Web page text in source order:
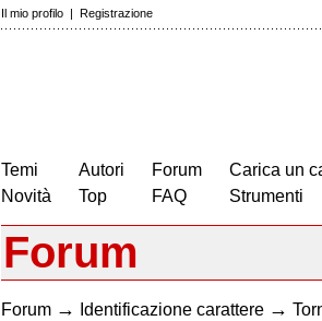
Il mio profilo | Registrazione
Temi
Novità
Autori
Top
Forum
FAQ
Carica un
Strumenti
Forum
Forum → Identificazione carattere →